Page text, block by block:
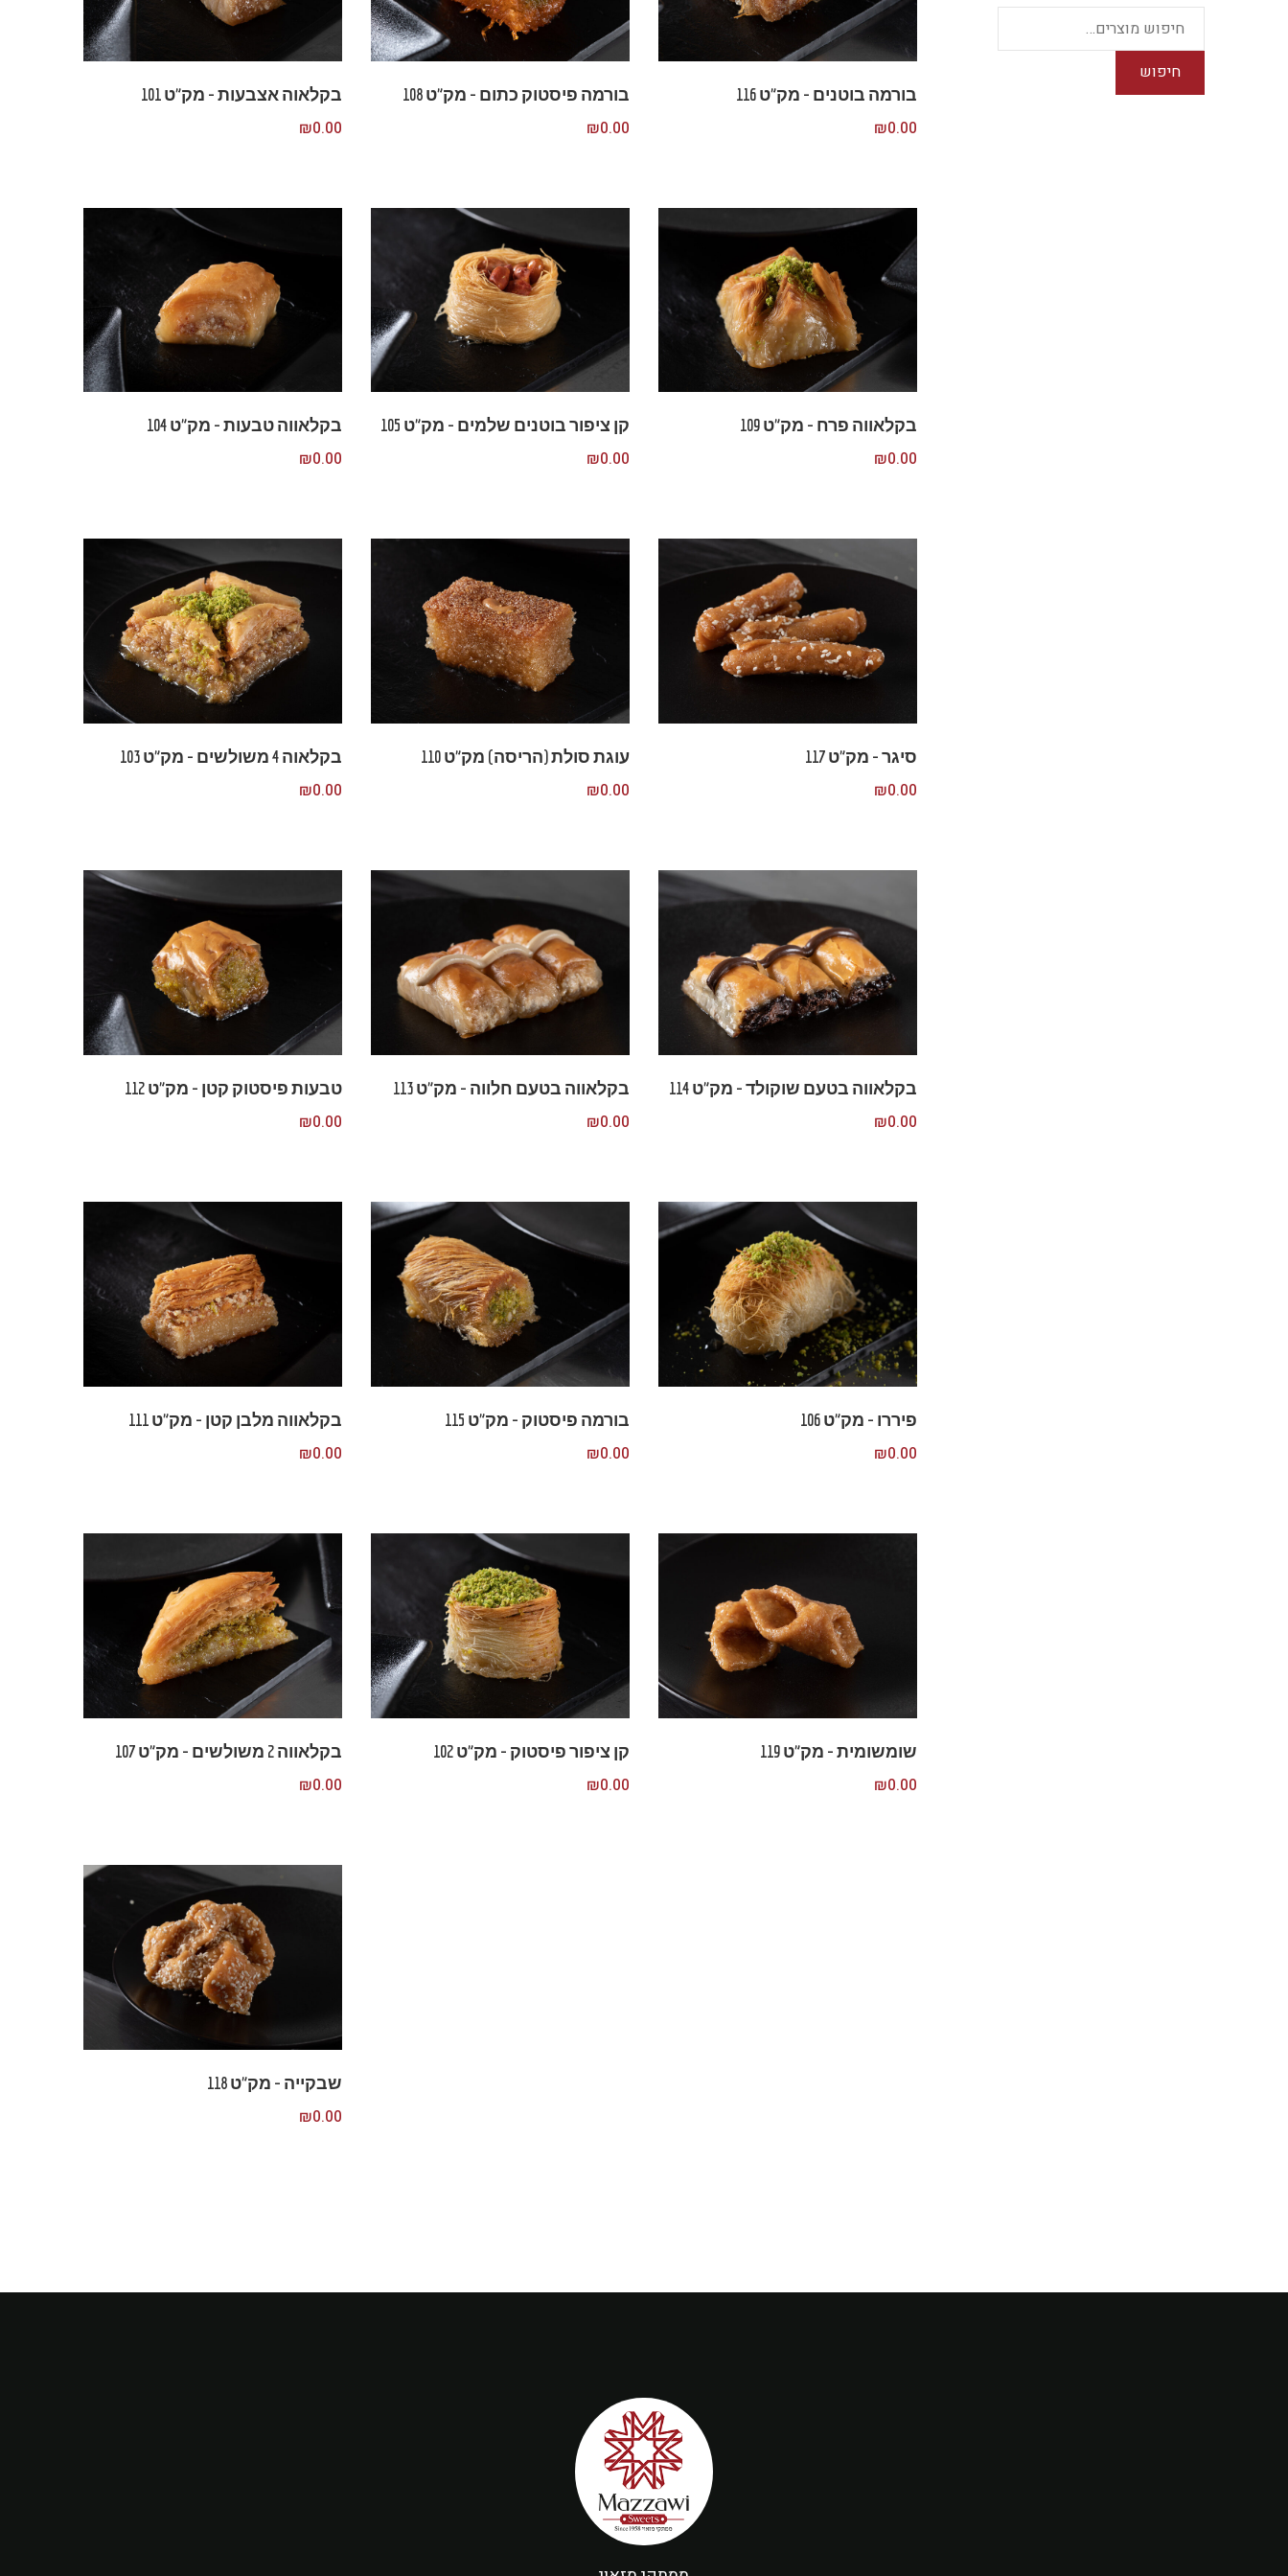
חיפוש
בקלאוה אצבעות – מק”ט 101
₪0.00
בורמה פיסטוק כתום – מק”ט 108
₪0.00
בורמה בוטנים – מק”ט 116
₪0.00
בקלאווה טבעות – מק”ט 104
₪0.00
קן ציפור בוטנים שלמים – מק”ט 105
₪0.00
בקלאווה פרח – מק”ט 109
₪0.00
בקלאוה 4 משולשים – מק”ט 103
₪0.00
עוגת סולת (הריסה) מק”ט 110
₪0.00
סיגר – מק”ט 117
₪0.00
טבעות פיסטוק קטן – מק”ט 112
₪0.00
בקלאווה בטעם חלווה – מק”ט 113
₪0.00
בקלאווה בטעם שוקולד – מק”ט 114
₪0.00
בקלאווה מלבן קטן – מק”ט 111
₪0.00
בורמה פיסטוק – מק”ט 115
₪0.00
פיררו – מק”ט 106
₪0.00
בקלאווה 2 משולשים – מק”ט 107
₪0.00
קן ציפור פיסטוק – מק”ט 102
₪0.00
שומשומית – מק”ט 119
₪0.00
שבקייה – מק”ט 118
₪0.00